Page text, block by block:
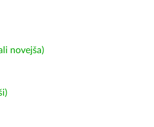
novejša)